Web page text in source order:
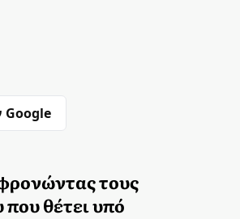
τους
θέτει υπό